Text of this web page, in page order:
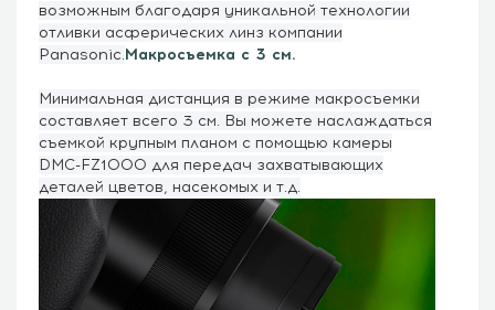
возможным благодаря уникальной технологии
отливки асферических линз компании
Panasonic.Макросъемка с 3 см.
Минимальная дистанция в режиме макросъемки
составляет всего 3 см. Вы можете наслаждаться
съемкой крупным планом с помощью камеры
DMC-FZ1000 для передач захватывающих
деталей цветов, насекомых и т.д.